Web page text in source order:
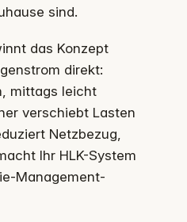
sind.
das Konzept
direkt:
mittags leicht
verschiebt Lasten
Netzbezug,
Ihr HLK-System
Management-